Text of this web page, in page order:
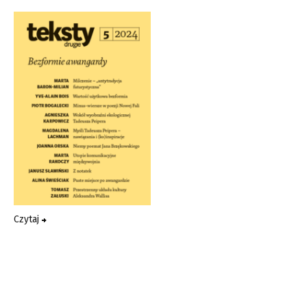
Czytaj